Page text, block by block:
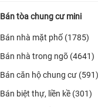
Bán tòa chung cư mini
Bán nhà mặt phố (1785)
Bán nhà trong ngõ (4641)
Bán căn hộ chung cư (591)
Bán biệt thự, liền kề (301)